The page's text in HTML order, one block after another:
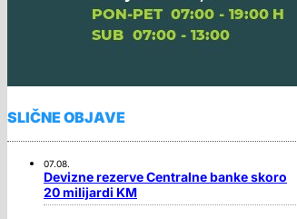
SLIČNE OBJAVE
07.08.
Devizne rezerve Centralne banke skoro
20 milijardi KM